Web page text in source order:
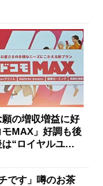
願の増収増益に好
MAX」好調も後
“ロイヤルユー
です」噂のお茶